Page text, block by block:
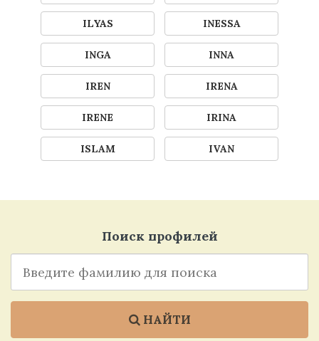
ILYAS INESSA
INGA INNA
IREN IRENA
IRENE IRINA
ISLAM IVAN
Поиск профилей
НАЙТИ